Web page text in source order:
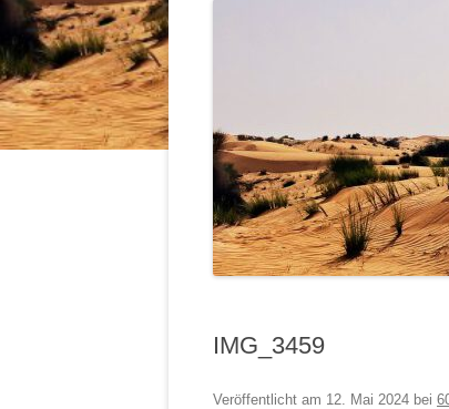
IMG_3459
Veröffentlicht am 12. Mai 2024 bei